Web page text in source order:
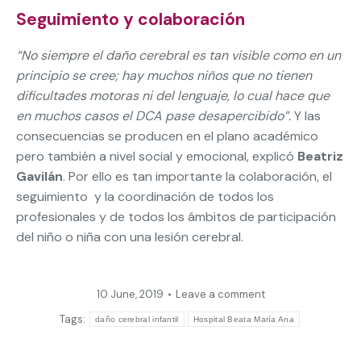
Seguimiento y colaboración
“No siempre el daño cerebral es tan visible como en un
principio se cree; hay muchos niños que no tienen
dificultades motoras ni del lenguaje, lo cual hace que
en muchos casos el DCA pase desapercibido”.Y las
consecuencias se producen en el plano académico
pero también a nivel social y emocional, explicó Beatriz
Gavilán. Por ello es tan importante la colaboración, el
seguimiento y la coordinación de todos los
profesionales y de todos los ámbitos de participación
del niño o niña con una lesión cerebral.
10 June, 2019
Leave a comment
Tags:
daño cerebral infantil Hospital Beata María Ana